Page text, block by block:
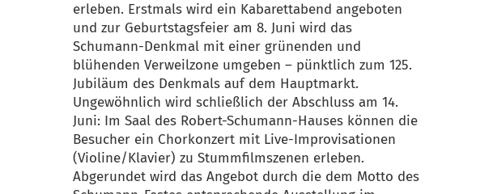
erleben. Erstmals wird ein Kabarettabend angeboten
und zur Geburtstagsfeier am 8. Juni wird das
Schumann-Denkmal mit einer grünenden und
blühenden Verweilzone umgeben – pünktlich zum 125.
Jubiläum des Denkmals auf dem Hauptmarkt.
Ungewöhnlich wird schließlich der Abschluss am 14.
Juni: Im Saal des Robert-Schumann-Hauses können die
Besucher ein Chorkonzert mit Live-Improvisationen
(Violine/Klavier) zu Stummfilmszenen erleben.
Abgerundet wird das Angebot durch die dem Motto des